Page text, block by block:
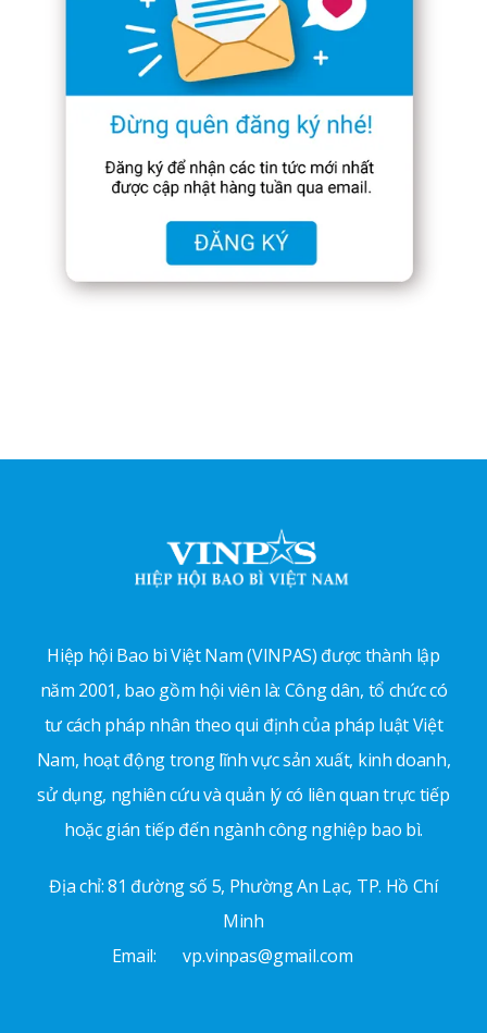
Hiệp hội Bao bì Việt Nam (VINPAS) được thành lập
năm 2001, bao gồm hội viên là: Công dân, tổ chức có
tư cách pháp nhân theo qui định của pháp luật Việt
Nam, hoạt động trong lĩnh vực sản xuất, kinh doanh,
sử dụng, nghiên cứu và quản lý có liên quan trực tiếp
hoặc gián tiếp đến ngành công nghiệp bao bì.
Địa chỉ: 81 đường số 5, Phường An Lạc, TP. Hồ Chí
Minh
Email:
vp.vinpas@gmail.com